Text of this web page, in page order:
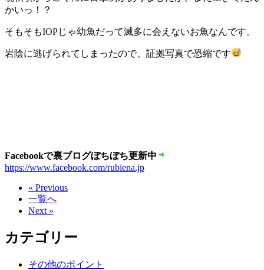
かいっ！？
そもそもIOPじゃ幼魚だって滅多に会えないお魚なんです。
岩陰に逃げられてしまったので、証拠写真で恐縮です
Facebookで裏ブログぼちぼち更新中
https://www.facebook.com/rubiena.jp
« Previous
一覧へ
Next »
カテゴリー
その他のポイント